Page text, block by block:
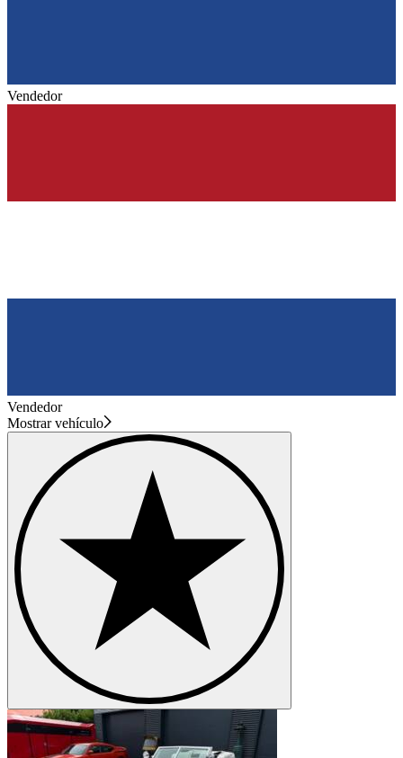
Vendedor
Vendedor
Mostrar vehículo